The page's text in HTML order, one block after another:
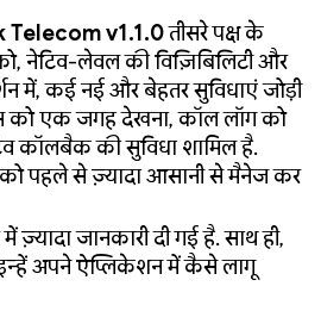
Telecom v1.1.0तीसरे पक्ष के
नेटिव-लेवल की विज़िबिलिटी और
में, कई नई और बेहतर सुविधाएं जोड़ी
को एक जगह देखना, कॉल लॉग को
कॉलबैक की सुविधा शामिल है.
पहले से ज़्यादा आसानी से मैनेज कर
जानकारी दी गई है. साथ ही,
इन्हें अपने ऐप्लिकेशन में कैसे लागू